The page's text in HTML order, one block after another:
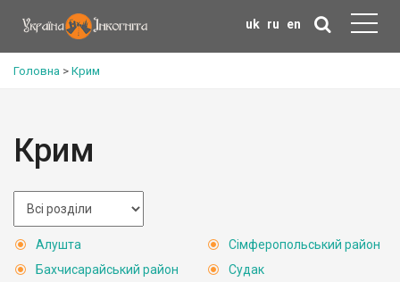
uk ru en
Головна > Крим
Крим
Алушта
Бахчисарайський район
Сімферопольський район
Судак